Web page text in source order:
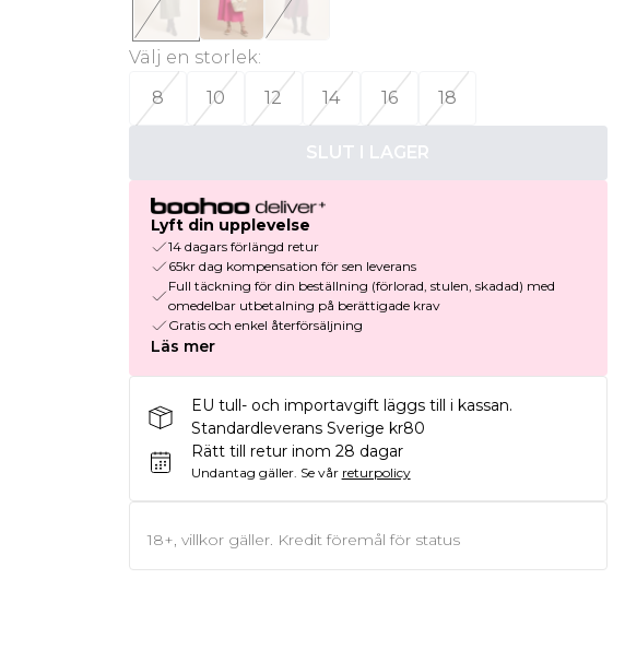
Välj en storlek:
8
10 12 14 16 18
SLUT I LAGER
Lyft din upplevelse
14 dagars förlängd retur
65kr dag kompensation för sen leverans
Full täckning för din beställning (förlorad, stulen, skadad) med
omedelbar utbetalning på berättigade krav
Gratis och enkel återförsäljning
Läs mer
EU tull- och importavgift läggs till i kassan.
Standardleverans Sverige kr80
Rätt till retur inom 28 dagar
Undantag gäller. Se vår returpolicy
18+, villkor gäller. Kredit föremål för status